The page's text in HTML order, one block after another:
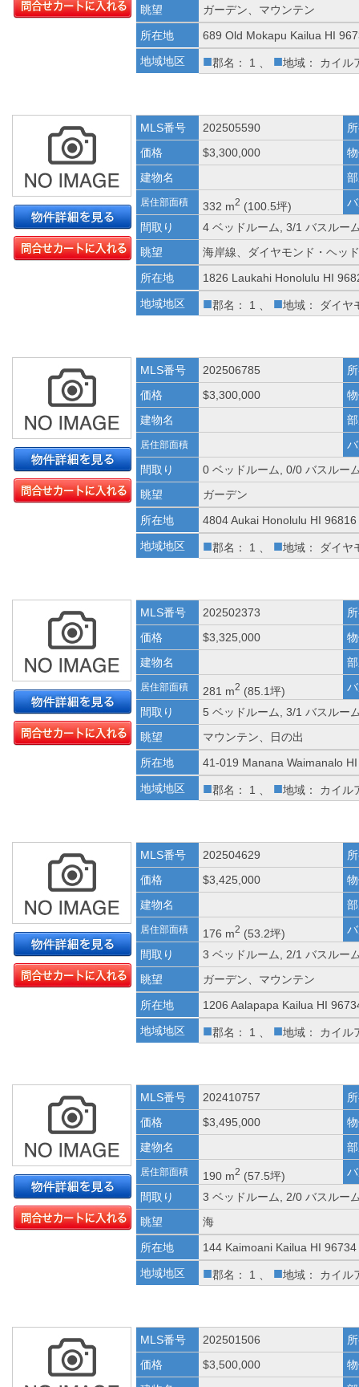
眺望
ガーデン、マウンテン
所在地
689 Old Mokapu Kailua HI
地域地区
■郡名： 1 、 ■地域： カイル
MLS番号 202505590
価格
$3,300,000
建物名
居住部面積 332 m2 (100.5坪)
間取り
4 ベッドルーム, 3/1 バスルー
眺望
海岸線、ダイヤモンド・ヘッ
所在地
1826 Laukahi Honolulu HI
地域地区
■郡名： 1 、 ■地域： ダイヤ
MLS番号 202506785
価格
$3,300,000
建物名
居住部面積
間取り
0 ベッドルーム, 0/0 バスルー
眺望
ガーデン
所在地
4804 Aukai Honolulu HI 96816
地域地区
■郡名： 1 、 ■地域： ダイヤ
MLS番号 202502373
価格
$3,325,000
建物名
居住部面積 281 m2 (85.1坪)
間取り
5 ベッドルーム, 3/1 バスルー
眺望
マウンテン、日の出
所在地
41-019 Manana Waimanalo
地域地区
■郡名： 1 、 ■地域： カイル
MLS番号 202504629
価格
$3,425,000
建物名
居住部面積 176 m2 (53.2坪)
間取り
3 ベッドルーム, 2/1 バスルー
眺望
ガーデン、マウンテン
所在地
1206 Aalapapa Kailua HI
地域地区
■郡名： 1 、 ■地域： カイル
MLS番号 202410757
価格
$3,495,000
建物名
居住部面積 190 m2 (57.5坪)
間取り
3 ベッドルーム, 2/0 バスルー
眺望
海
所在地
144 Kaimoani Kailua HI 96734
地域地区
■郡名： 1 、 ■地域： カイル
MLS番号 202501506
価格
$3,500,000